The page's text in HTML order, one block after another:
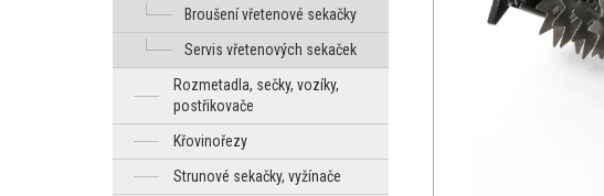
Broušení vřetenové sekačky
Servis vřetenových sekaček
Rozmetadla, sečky, vozíky,
postřikovače
Křovinořezy
Strunové sekačky, vyžínače